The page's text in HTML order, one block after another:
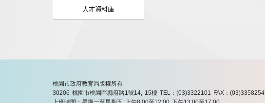
人才資料庫
:::
桃園市政府教育局版權所有
30206 桃園市桃園區縣府路1號14, 15樓 TEL：(03)3322101
FAX：(03)3358254